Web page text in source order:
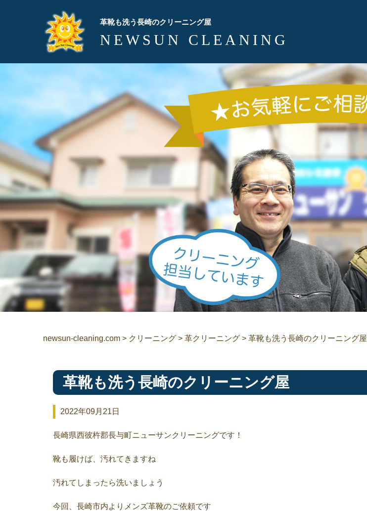
革靴も洗う長崎のクリーニング屋
NEWSUN CLEANING
newsun-cleaning.com > クリーニング > 革クリーニング > 革靴も洗う長崎のクリーニング屋
革靴も洗う長崎のクリーニング屋
2022年09月21日
長崎県西彼杵郡長与町ニューサンクリーニングです！
靴も履けば、汚れてきますね
汚れてしまったら洗いましょう
今回、長崎市内よりメンズ革靴のご依頼です